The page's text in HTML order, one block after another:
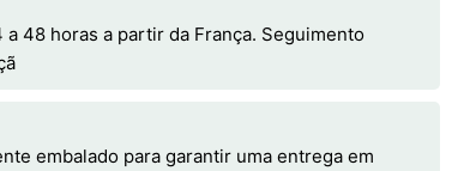
a 48 horas a partir da França. Seguimento
embalado para garantir uma entrega em